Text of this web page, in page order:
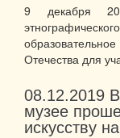
9 декабря
Отечества для
08.12.2019
музее
искусству